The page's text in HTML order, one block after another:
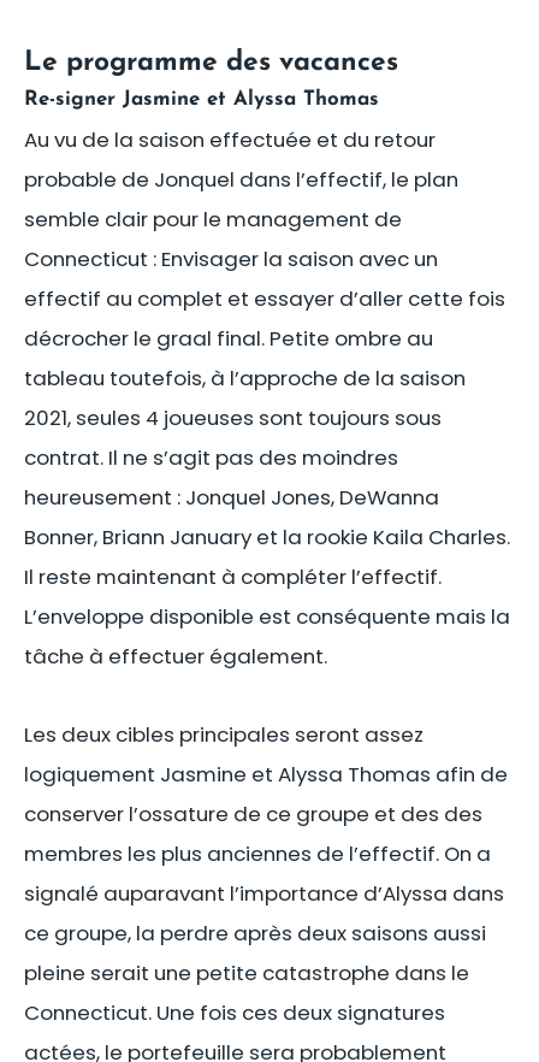
Le programme des vacances
Re-signer Jasmine et Alyssa Thomas
Au vu de la saison effectuée et du retour
probable de Jonquel dans l’effectif, le plan
semble clair pour le management de
Connecticut : Envisager la saison avec un
effectif au complet et essayer d’aller cette fois
décrocher le graal final. Petite ombre au
tableau toutefois, à l’approche de la saison
2021, seules 4 joueuses sont toujours sous
contrat. Il ne s’agit pas des moindres
heureusement : Jonquel Jones, DeWanna
Bonner, Briann January et la rookie Kaila Charles.
Il reste maintenant à compléter l’effectif.
L’enveloppe disponible est conséquente mais la
tâche à effectuer également.
Les deux cibles principales seront assez
logiquement Jasmine et Alyssa Thomas afin de
conserver l’ossature de ce groupe et des des
membres les plus anciennes de l’effectif. On a
signalé auparavant l’importance d’Alyssa dans
ce groupe, la perdre après deux saisons aussi
pleine serait une petite catastrophe dans le
Connecticut. Une fois ces deux signatures
actées, le portefeuille sera probablement